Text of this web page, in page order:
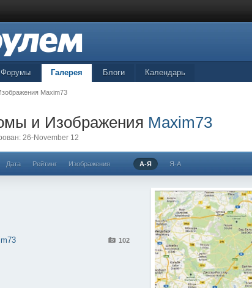
Форумы Галерея Блоги Календарь
Maxim73
и Изображения Maxim73
26-November 12
Дата Рейтинг Изображения А-Я Я-А
102